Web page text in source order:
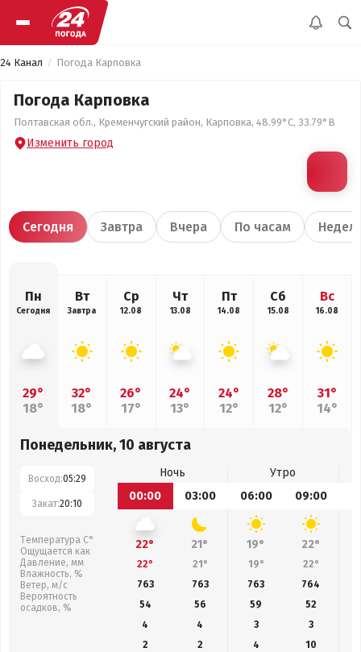
24 Канал Погода Карповка
Погода Карповка
Полтавская обл., Кременчугский район, Карповка, 48.99°С, 33.79°В
Изменить город
Сегодня Завтра Вчера По часам
Пн
Сегодня
29°
18°
Вт
Завтра
32°
18°
Ср
12.08
26°
17°
Чт
13.08
24°
13°
Пт
14.08
24°
12°
Сб
15.08
28°
12°
Вс
16.08
31°
14°
Понедельник, 10 августа
Восход:05:29
Закат:20:10
Температура С°
Ощущается как
Давление, мм
Влажность, %
Ветер, м/с
Вероятность
осадков, %
Ночь
Утро
00:00
03:00 06:00 09:00
22° 21° 19° 22°
22° 21° 19° 22°
763
763 763 764
54
56 59 52
4
4 3
3
2
2 4 10